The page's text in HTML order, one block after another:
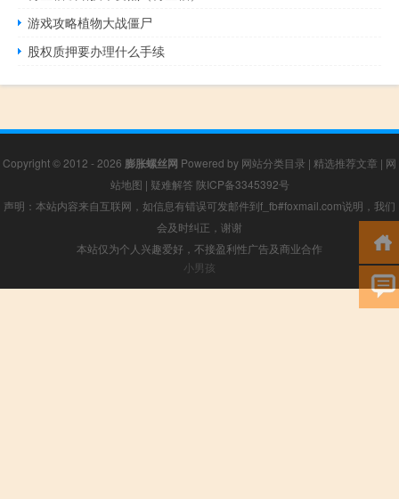
游戏攻略植物大战僵尸
股权质押要办理什么手续
Copyright © 2012 - 2026 膨胀螺丝网 Powered by 网站分类目录 | 精选推荐文章 | 网
站地图 | 疑难解答 陕ICP备3345392号
声明：本站内容来自互联网，如信息有错误可发邮件到f_fb#foxmail.com说明，我们
会及时纠正，谢谢
本站仅为个人兴趣爱好，不接盈利性广告及商业合作
小男孩